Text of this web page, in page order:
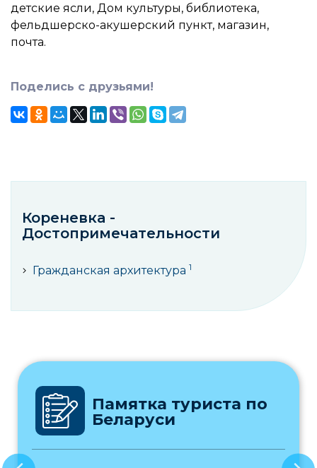
детские ясли, Дом культуры, библиотека,
фельдшерско-акушерский пункт, магазин,
почта.
Поделись с друзьями!
Кореневка -
Достопримечательности
Гражданская архитектура 1
Памятка туриста по
Беларуси